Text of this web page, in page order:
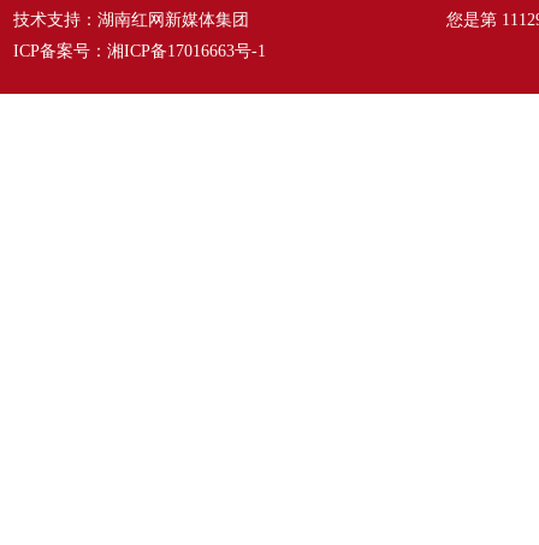
技术支持：湖南红网新媒体集团
ICP备案号： 湘ICP备17016663号-1
您是第